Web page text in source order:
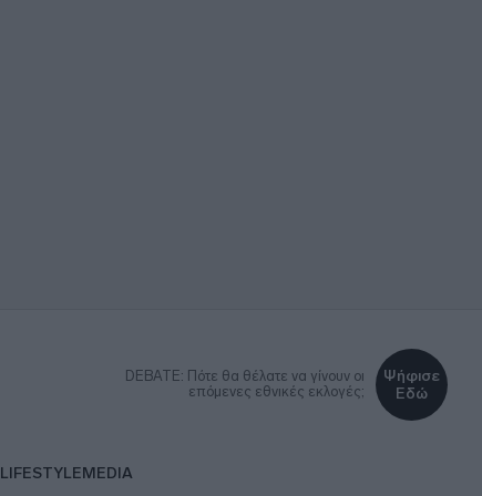
DEBATE: Πότε θα θέλατε να γίνουν οι
επόμενες εθνικές εκλογές;
Ψήφισε
Εδώ
LIFESTYLEMEDIA